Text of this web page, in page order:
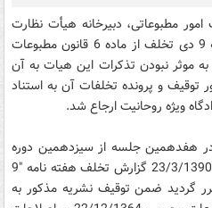
مطبوعاتی، دبیرخانه هیأت نظارت
برمطبوعات اعلام کرد مطالب نشریه 9 دی تخلف از ماده 6 قانون مطبوعات
موثر نبودن تذکرات این هیات به آن
توقیف و پرونده تخلفات آن به استناد
هفدهمین جلسه از سیزدهمین دوره
هیأت نظارت بر مطبوعات به تاریخ 23/3/1390 گزارش تخلف هفته نامه "9
گردید ضمن توقیف نشریه مذکور به